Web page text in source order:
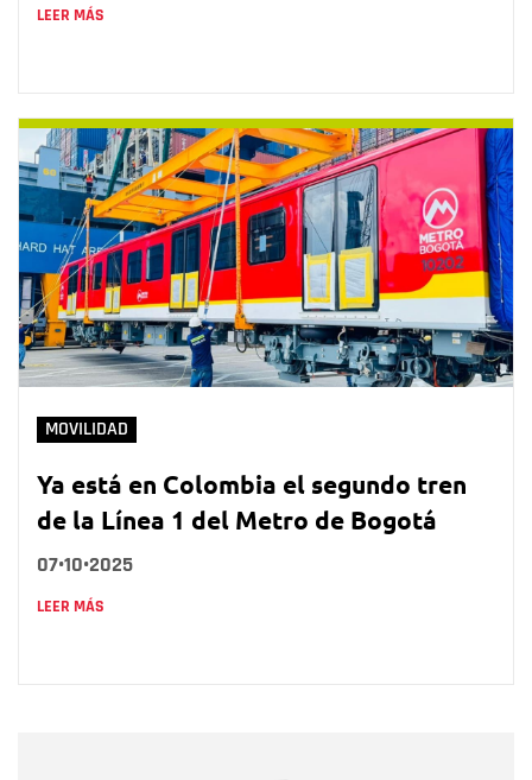
LEER MÁS
MOVILIDAD
Ya está en Colombia el segundo tren
de la Línea 1 del Metro de Bogotá
07•10•2025
LEER MÁS